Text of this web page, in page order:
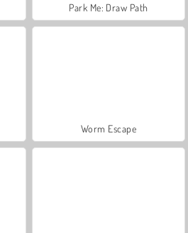
Park Me: Draw Path
Worm Escape